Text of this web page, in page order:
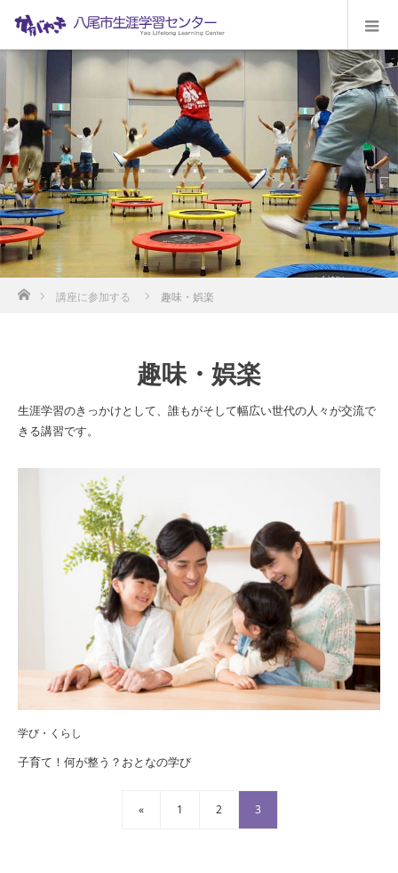
ホーム講座に参加する 趣味・娯楽
趣味・娯楽
生涯学習のきっかけとして、誰もがそして幅広い世代の人々が交流で
きる講習です。
学び・くらし
子育て！何が整う？おとなの学び
« 1 2 3